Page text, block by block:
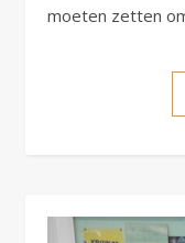
moeten zetten